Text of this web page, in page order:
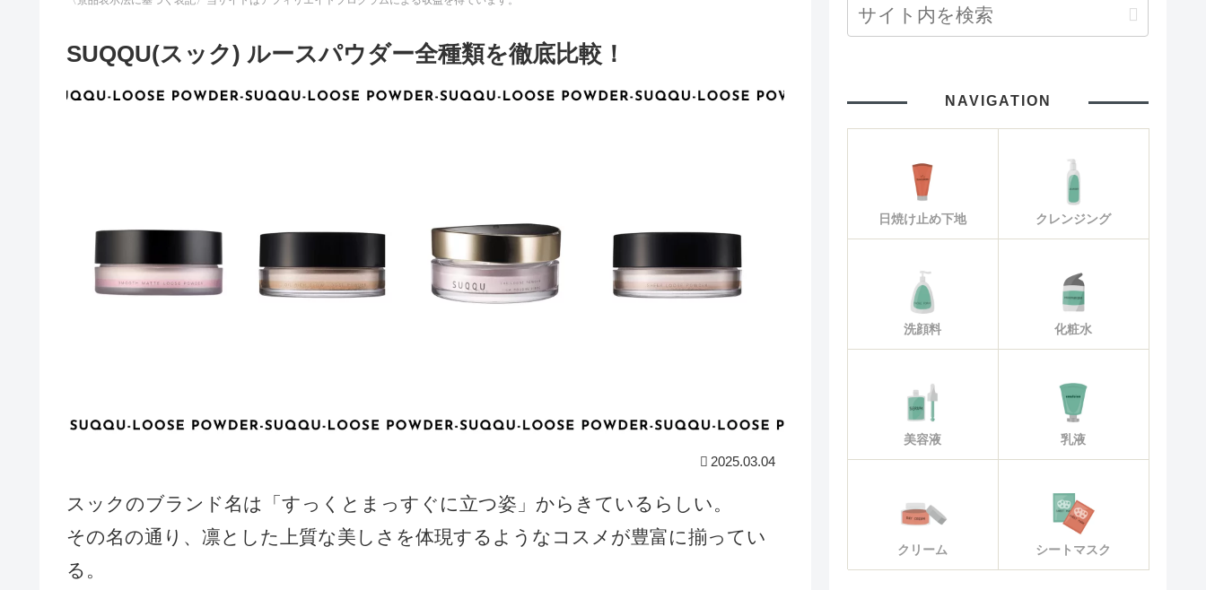
SUQQU(スック) ルースパウダー全種類を徹底比較！
2025.03.04
スックのブランド名は「すっくとまっすぐに立つ姿」からきているらしい。
その名の通り、凛とした上質な美しさを体現するようなコスメが豊富に揃ってい
る。
NAVIGATION
日焼け止め下地 クレンジング
洗顔料 化粧水
美容液 乳液
クリーム シートマスク